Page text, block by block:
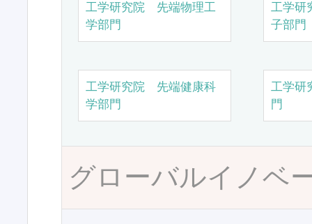
工学研究院 先端物理工
学部門
工学研
子部門
工学研究院 先端健康科
学部門
工学研
門
グローバルイノベ